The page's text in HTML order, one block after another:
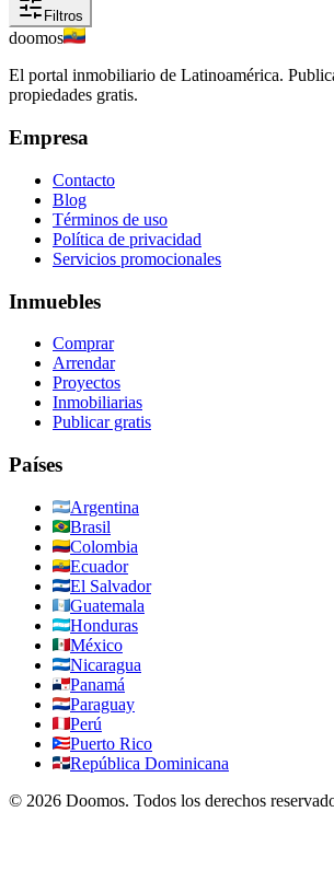
Filtros
doomos
El portal inmobiliario de Latinoamérica.
propiedades gratis.
Empresa
Contacto
Blog
Términos de uso
Política de privacidad
Servicios promocionales
Inmuebles
Comprar
Arrendar
Proyectos
Inmobiliarias
Publicar gratis
Países
Argentina
Brasil
Colombia
Ecuador
El Salvador
Guatemala
Honduras
México
Nicaragua
Panamá
Paraguay
Perú
Puerto Rico
República Dominicana
© 2026 Doomos. Todos los derechos